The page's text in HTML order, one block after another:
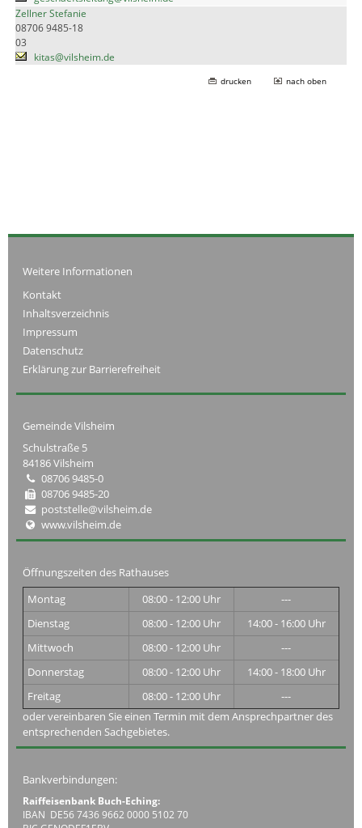
Zellner Stefanie
08706 9485-18
03
kitas@vilsheim.de
drucken nach oben
Weitere Informationen
Kontakt
Inhaltsverzeichnis
Impressum
Datenschutz
Erklärung zur Barrierefreiheit
Gemeinde Vilsheim
Schulstraße 5
84186 Vilsheim
08706 9485-0
08706 9485-20
poststelle@vilsheim.de
www.vilsheim.de
Öffnungszeiten des Rathauses
Montag
08:00 - 12:00 Uhr
---
Dienstag
08:00 - 12:00 Uhr
14:00 - 16:00 Uhr
Mittwoch
08:00 - 12:00 Uhr
---
Donnerstag
08:00 - 12:00 Uhr
14:00 - 18:00 Uhr
Freitag
08:00 - 12:00 Uhr
---
oder vereinbaren Sie einen Termin mit dem Ansprechpartner des
entsprechenden Sachgebietes.
Bankverbindungen:
Raiffeisenbank Buch-Eching:
IBAN DE56 7436 9662 0000 5102 70